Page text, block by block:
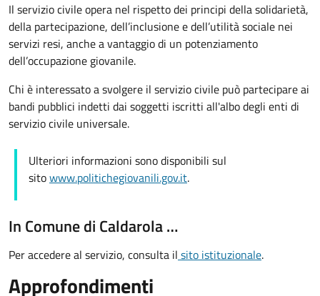
Il servizio civile opera nel rispetto dei principi della solidarietà,
della partecipazione, dell’inclusione e dell’utilità sociale nei
servizi resi, anche a vantaggio di un potenziamento
dell’occupazione giovanile.
Chi è interessato a svolgere il servizio civile può partecipare ai
bandi pubblici indetti dai soggetti iscritti all'albo degli enti di
servizio civile universale.
Ulteriori informazioni sono disponibili sul
sitowww.politichegiovanili.gov.it.
In Comune di Caldarola …
Per accedere al servizio, consulta il sito istituzionale.
Approfondimenti